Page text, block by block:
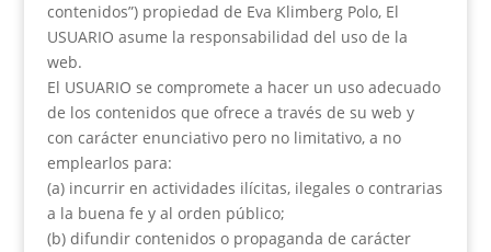
contenidos”) propiedad de Eva Klimberg Polo, El
USUARIO asume la responsabilidad del uso de la
web.
El USUARIO se compromete a hacer un uso adecuado
de los contenidos que ofrece a través de su web y
con carácter enunciativo pero no limitativo, a no
emplearlos para:
(a) incurrir en actividades ilícitas, ilegales o contrarias
a la buena fe y al orden público;
(b) difundir contenidos o propaganda de carácter